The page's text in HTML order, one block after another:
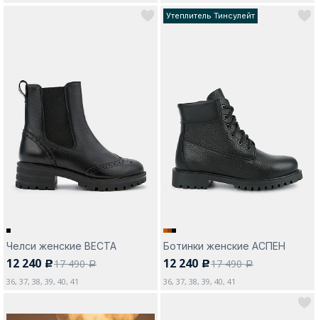
Челси женские ВЕСТА
12 240 c17 490a
36, 37, 38, 39, 40, 41
Утеплитель Тинсулейт
Ботинки женские АСПЕН
12 240 c17 490a
36, 37, 38, 39, 40, 41